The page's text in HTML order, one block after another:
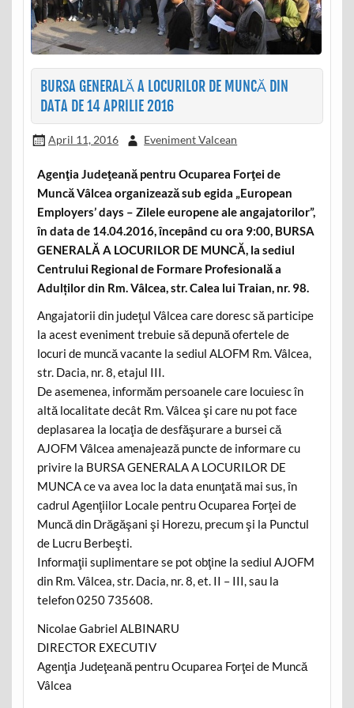
BURSA GENERALĂ A LOCURILOR DE MUNCĂ DIN
DATA DE 14 APRILIE 2016
April 11, 2016 Eveniment Valcean
Agenţia Judeţeană pentru Ocuparea Forţei de
Muncă Vâlcea organizează sub egida „European
Employers’ days – Zilele europene ale angajatorilor”,
în data de 14.04.2016, începând cu ora 9:00, BURSA
GENERALĂ A LOCURILOR DE MUNCĂ, la sediul
Centrului Regional de Formare Profesională a
Adulților din Rm. Vâlcea, str. Calea lui Traian, nr. 98.
Angajatorii din judeţul Vâlcea care doresc să participe
la acest eveniment trebuie să depună ofertele de
locuri de muncă vacante la sediul ALOFM Rm. Vâlcea,
str. Dacia, nr. 8, etajul III.
De asemenea, informăm persoanele care locuiesc în
altă localitate decât Rm. Vâlcea şi care nu pot face
deplasarea la locaţia de desfăşurare a bursei că
AJOFM Vâlcea amenajează puncte de informare cu
privire la BURSA GENERALA A LOCURILOR DE
MUNCA ce va avea loc la data enunţată mai sus, în
cadrul Agenţiilor Locale pentru Ocuparea Forţei de
Muncă din Drăgăşani şi Horezu, precum şi la Punctul
de Lucru Berbeşti.
Informaţii suplimentare se pot obţine la sediul AJOFM
din Rm. Vâlcea, str. Dacia, nr. 8, et. II – III, sau la
telefon 0250 735608.
Nicolae Gabriel ALBINARU
DIRECTOR EXECUTIV
Agenţia Judeţeană pentru Ocuparea Forţei de Muncă
Vâlcea